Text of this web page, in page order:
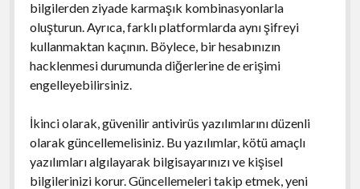
bilgilerden ziyade karmaşık kombinasyonlarla
oluşturun. Ayrıca, farklı platformlarda aynı şifreyi
kullanmaktan kaçının. Böylece, bir hesabınızın
hacklenmesi durumunda diğerlerine de erişimi
engelleyebilirsiniz.
İkinci olarak, güvenilir antivirüs yazılımlarını düzenli
olarak güncellemelisiniz. Bu yazılımlar, kötü amaçlı
yazılımları algılayarak bilgisayarınızı ve kişisel
bilgilerinizi korur. Güncellemeleri takip etmek, yeni